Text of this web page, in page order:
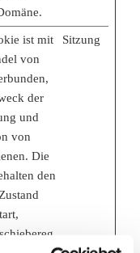
ist mit
von
der
und
von
Die
den
Sitzung